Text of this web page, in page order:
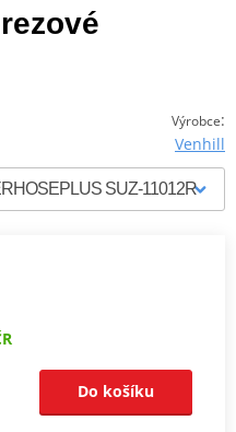
Výrobce:
Venhill
Do košíku